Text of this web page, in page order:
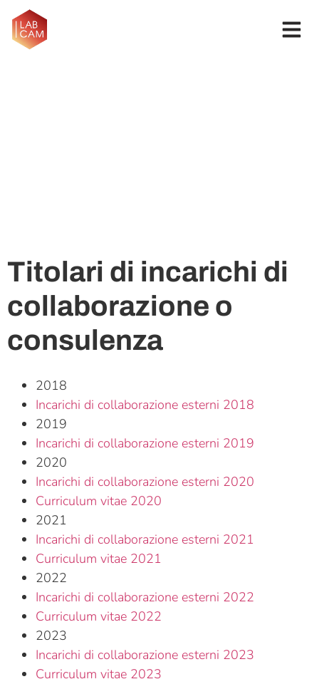
Titolari di incarichi di
collaborazione o
consulenza
2018
Incarichi di collaborazione esterni 2018
2019
Incarichi di collaborazione esterni 2019
2020
Incarichi di collaborazione esterni 2020
Curriculum vitae 2020
2021
Incarichi di collaborazione esterni 2021
Curriculum vitae 2021
2022
Incarichi di collaborazione esterni 2022
Curriculum vitae 2022
2023
Incarichi di collaborazione esterni 2023
Curriculum vitae 2023